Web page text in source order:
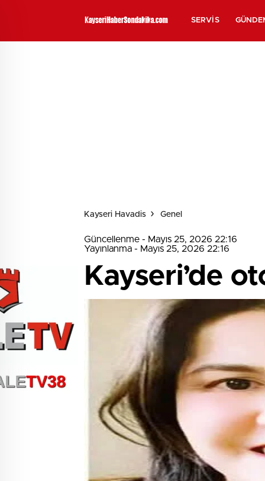
SERVIS
Kayseri Havadis Genel
Güncellenme - Mayıs 25, 2026 22:16
Yayınlanma - Mayıs 25, 2026 22:16
Kayseri’de